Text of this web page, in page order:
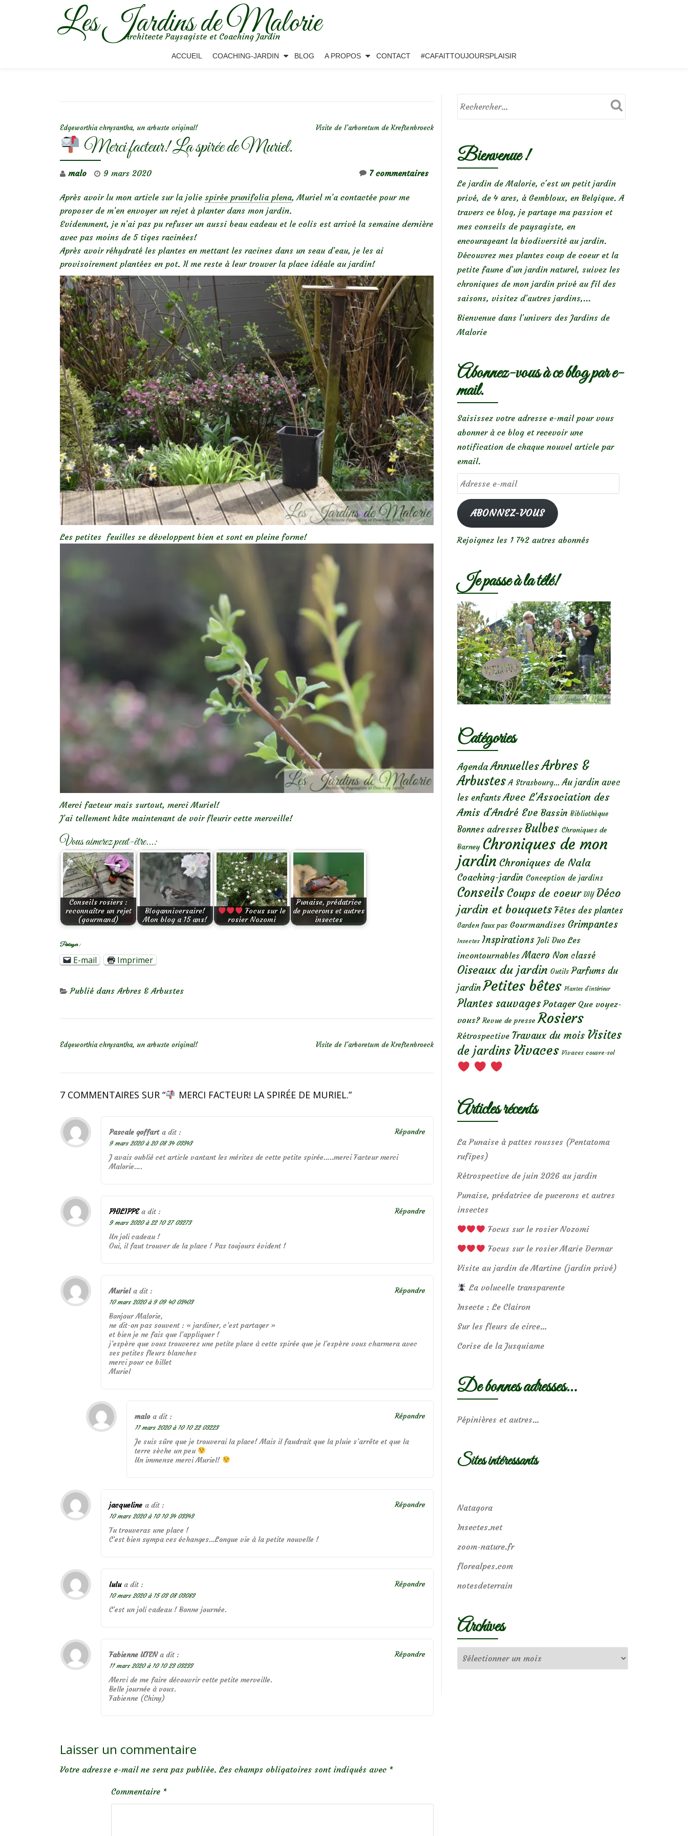
Les Jardins de Malorie
Architecte Paysagiste et Coaching Jardin
ACCUEIL COACHING-JARDIN BLOG A PROPOS CONTACT #CAFAITTOUJOURSPLAISIR
Edgeworthia chrysantha, un arbuste original! Visite de l’arboretum de Kreftenbroeck
Merci facteur! La spirée de Muriel.
malo 9 mars 2020 7 commentaires
Après avoir lu mon article sur la jolie spirée prunifolia plena, Muriel m’a contactée pour me
proposer de m’en envoyer un rejet à planter dans mon jardin.
Evidemment, je n’ai pas pu refuser un aussi beau cadeau et le colis est arrivé la semaine dernière
avec pas moins de 5 tiges racinées!
Après avoir réhydraté les plantes en mettant les racines dans un seau d’eau, je les ai
provisoirement plantées en pot. Il me reste à leur trouver la place idéale au jardin!
Les petites feuilles se développent bien et sont en pleine forme!
Merci facteur mais surtout, merci Muriel!
J’ai tellement hâte maintenant de voir fleurir cette merveille!
Vous aimerez peut-être...:
Conseils rosiers :
reconnaître un rejet
(gourmand)
Bloganniversaire!
Mon blog a 15 ans!
Focus sur le
rosier Nozomi
Punaise, prédatrice
de pucerons et autres
insectes
Partager :
E-mail Imprimer
Publié dans Arbres & Arbustes
Edgeworthia chrysantha, un arbuste original! Visite de l’arboretum de Kreftenbroeck
7 COMMENTAIRES SUR “ MERCI FACTEUR! LA SPIRÉE DE MURIEL.”
Pascale goffart a dit :
9 mars 2020 à 20 08 34 03343
J avais oublié cet article vantant les mérites de cette petite spirée…..merci Facteur merci
Malorie….
Répondre
PHILIPPE a dit :
9 mars 2020 à 22 10 27 03273
Un joli cadeau !
Oui, il faut trouver de la place ! Pas toujours évident !
Répondre
Muriel a dit :
10 mars 2020 à 9 09 40 03403
Bonjour Malorie,
ne dit-on pas souvent : « jardiner, c’est partager »
et bien je ne fais que l’appliquer !
j’espère que vous trouverez une petite place à cette spirée que je l’espère vous charmera avec
ses petites fleurs blanches
merci pour ce billet
Muriel
Répondre
malo a dit :
11 mars 2020 à 10 10 22 03223
Je suis sûre que je trouverai la place! Mais il faudrait que la pluie s’arrête et que la
terre sèche un peu
Un immense merci Muriel!
Répondre
jacqueline a dit :
10 mars 2020 à 10 10 34 03343
Tu trouveras une place !
C’est bien sympa ces échanges…Longue vie à la petite nouvelle !
Répondre
lulu a dit :
10 mars 2020 à 15 03 08 03083
C’est un joli cadeau ! Bonne journée.
Répondre
Fabienne UTEN a dit :
11 mars 2020 à 10 10 23 03233
Merci de me faire découvrir cette petite merveille.
Belle journée à vous.
Fabienne (Chiny)
Répondre
Laisser un commentaire
Votre adresse e-mail ne sera pas publiée. Les champs obligatoires sont indiqués avec *
Commentaire *
Bienvenue !
Le jardin de Malorie, c'est un petit jardin
privé, de 4 ares, à Gembloux, en Belgique. A
travers ce blog, je partage ma passion et
mes conseils de paysagiste, en
encourageant la biodiversité au jardin.
Découvrez mes plantes coup de coeur et la
petite faune d’un jardin naturel, suivez les
chroniques de mon jardin privé au fil des
saisons, visitez d’autres jardins,...
Bienvenue dans l’univers des Jardins de
Malorie
Abonnez-vous à ce blog par e-
mail.
Saisissez votre adresse e-mail pour vous
abonner à ce blog et recevoir une
notification de chaque nouvel article par
email.
Adresse
e-
mailABONNEZ-VOUS
Rejoignez les 1 742 autres abonnés
Je passe à la télé!
Catégories
Agenda AnnuellesArbres &
Arbustes A Strasbourg... Au jardin avec
les enfants Avec L'Association des
Amis d'André Eve Bassin Bibliothèque
Bonnes adresses Bulbes Chroniques de
Barney Chroniques de mon
jardin Chroniques de Nala
Coaching-jardin Conception de jardins
Conseils Coups de coeur DIY Déco
jardin et bouquets Fêtes des plantes
Garden faux pas Gourmandises Grimpantes
Insectes Inspirations Joli Duo Les
incontournables Macro Non classé
Oiseaux du jardin Outils Parfums du
jardin Petites bêtes Plantes d’intérieur
Plantes sauvages Potager Que voyez-
vous? Revue de presse Rosiers
Rétrospective Travaux du mois Visites
de jardins Vivaces Vivaces couvre-sol
Articles récents
La Punaise à pattes rousses (Pentatoma
rufipes)
Rétrospective de juin 2026 au jardin
Punaise, prédatrice de pucerons et autres
insectes
Focus sur le rosier Nozomi
Focus sur le rosier Marie Dermar
Visite au jardin de Martine (jardin privé)
La volucelle transparente
Insecte : Le Clairon
Sur les fleurs de circe…
Corise de la Jusquiame
De bonnes adresses…
Pépinières et autres…
Sites intéressants
Natagora
Insectes.net
zoom-nature.fr
florealpes.com
notesdeterrain
Archives
Archives